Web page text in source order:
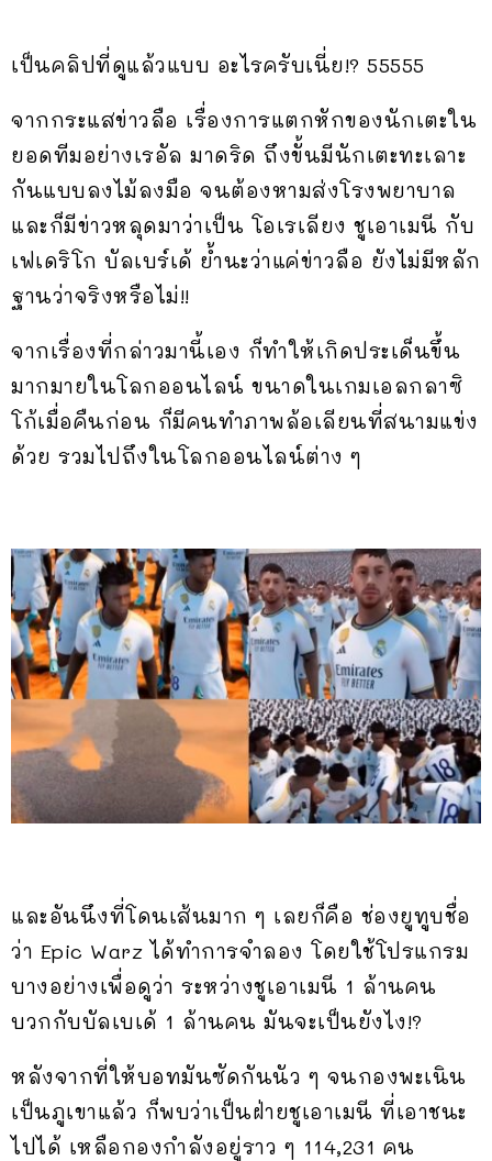
เป็นคลิปที่ดูแล้วแบบ อะไรครับเนี่ย!? 55555
จากกระแสข่าวลือ เรื่องการแตกหักของนักเตะใน
ยอดทีมอย่างเรอัล มาดริด ถึงขั้นมีนักเตะทะเลาะ
กันแบบลงไม้ลงมือ จนต้องหามส่งโรงพยาบาล
และก็มีข่าวหลุดมาว่าเป็น โอเรเลียง ชูเอาเมนี กับ
เฟเดริโก บัลเบร์เด้ ย้ำนะว่าแค่ข่าวลือ ยังไม่มีหลัก
ฐานว่าจริงหรือไม่!!
จากเรื่องที่กล่าวมานี้เอง ก็ทำให้เกิดประเด็นขึ้น
มากมายในโลกออนไลน์ ขนาดในเกมเอลกลาซิ
โก้เมื่อคืนก่อน ก็มีคนทำภาพล้อเลียนที่สนามแข่ง
ด้วย รวมไปถึงในโลกออนไลน์ต่าง ๆ
และอันนึงที่โดนเส้นมาก ๆ เลยก็คือ ช่องยูทูบชื่อ
ว่า Epic Warz ได้ทำการจำลอง โดยใช้โปรแกรม
บางอย่างเพื่อดูว่า ระหว่างชูเอาเมนี 1 ล้านคน
บวกกับบัลเบเด้ 1 ล้านคน มันจะเป็นยังไง!?
หลังจากที่ให้บอทมันซัดกันนัว ๆ จนกองพะเนิน
เป็นภูเขาแล้ว ก็พบว่าเป็นฝ่ายชูเอาเมนี ที่เอาชนะ
ไปได้ เหลือกองกำลังอยู่ราว ๆ 114,231 คน